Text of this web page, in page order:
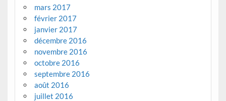
mars 2017
février 2017
janvier 2017
décembre 2016
novembre 2016
octobre 2016
septembre 2016
août 2016
juillet 2016